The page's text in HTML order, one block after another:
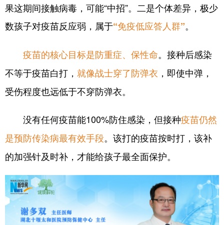
果这期间接触病毒，可能“中招”。二是个体差异，极少
数孩子对疫苗反应弱，属于“免疫低应答人群”。
疫苗的核心目标是防重症、保性命。接种后感染
不等于疫苗白打， 就像战士穿了防弹衣 ，即使中弹，
受伤程度也远低于不穿防弹衣。
没有任何疫苗能100%防住感染，但接种疫苗仍然
是预防传染病最有效手段。该打的疫苗按时打，该补
的加强针及时补，才能给孩子最全面保护。